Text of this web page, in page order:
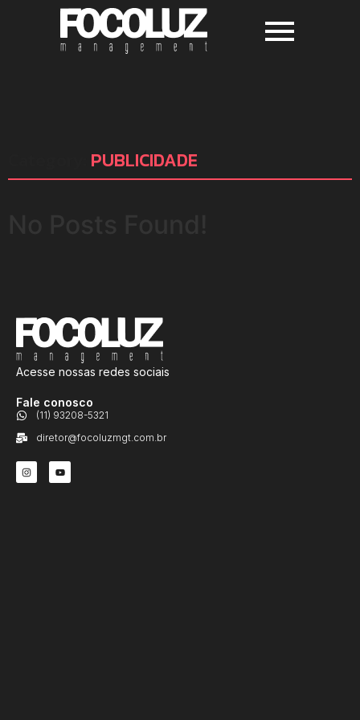
PUBLICIDADE
Acesse nossas redes sociais
Fale conosco
(11) 93208-5321
diretor@focoluzmgt.com.br